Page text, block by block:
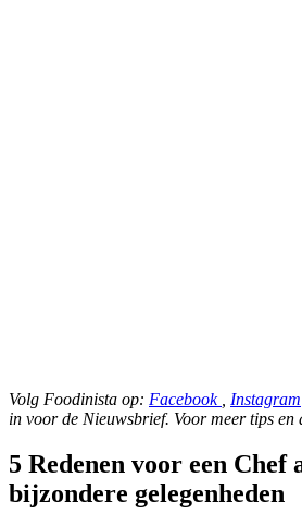
Volg Foodinista op: Facebook Instagram
in voor de Nieuwsbrief. Voor meer tips en
5 Redenen voor een Chef
bijzondere gelegenheden